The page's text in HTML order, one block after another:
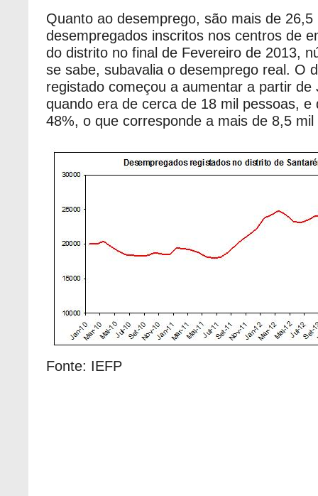
Quanto ao desemprego, são mais de 26,5
desempregados inscritos nos centros de
do distrito no final de Fevereiro de 2013,
se sabe, subavalia o desemprego real. O
registado começou a aumentar a partir de
quando era de cerca de 18 mil pessoas, e
48%, o que corresponde a mais de 8,5
Fonte: IEFP